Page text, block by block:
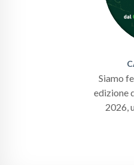
Siamo
edizione
2026,